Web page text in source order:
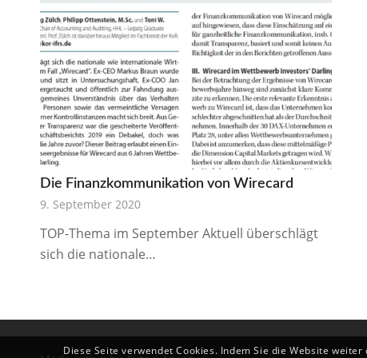
Die Finanzkommunikation von Wirecard
9. September 2020
TOP-Thema im September Aktuell überschlägt
sich die nationale…
Diese Seite verwendet Cookies. Indem Sie die Website